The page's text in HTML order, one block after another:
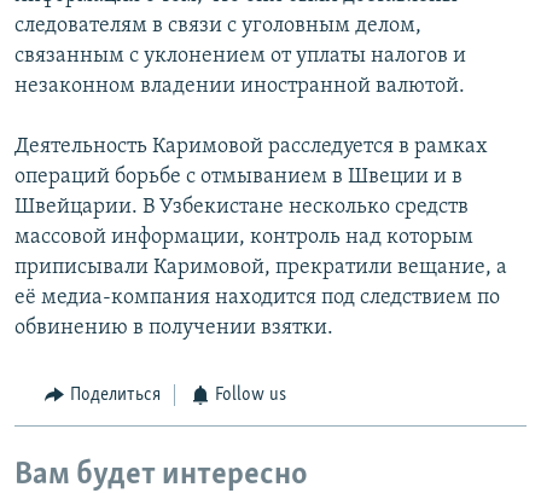
следователям в связи с уголовным делом,
связанным с уклонением от уплаты налогов и
незаконном владении иностранной валютой.
Деятельность Каримовой расследуется в рамках
операций борьбе с отмыванием в Швеции и в
Швейцарии. В Узбекистане несколько средств
массовой информации, контроль над которым
приписывали Каримовой, прекратили вещание, а
её медиа-компания находится под следствием по
обвинению в получении взятки.
Поделиться Follow us
Вам будет интересно